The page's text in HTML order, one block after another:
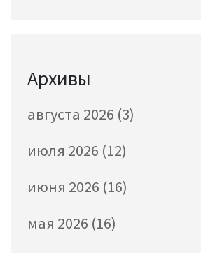
Архивы
августа 2026 (3)
июля 2026 (12)
июня 2026 (16)
мая 2026 (16)